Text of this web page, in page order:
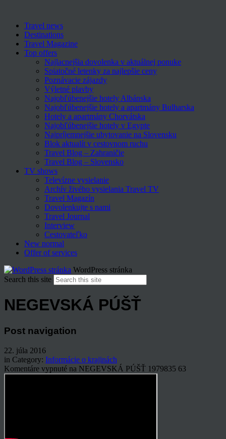
Travel news
Destinations
Travel Magazine
Top offers
Najlacnejšia dovolenka v aktuálnej ponuke
Spiatočné letenky za najlepšie ceny
Poznávacie zájazdy
Výletné plavby
Najobľúbenejšie hotely Albánska
Najobľúbenejšie hotely a apartmány Bulharska
Hotely a apartmány Chorvátska
Najobľúbenejšie hotely v Egypte
Najpríjemnejšie ubytovanie na Slovensku
Blok aktualít v cestovnom ruchu
Travel Blog – Zahraničie
Travel Blog – Slovensko
TV shows
Televízne vysielanie
Archív živého vysielania Travel TV
Travel Magazín
Dovolenkujte s nami
Travel Journal
Interview
Cestovateľko
New normal
Offer of services
WordPress stránka
Search this site
NEGEVSKÁ PÚŠŤ
Post navigation
22. júla 2016
in Category: Informácie o krajinách
Komentáre vypnuté na NEGEVSKÁ PÚŠŤ 1979835 63